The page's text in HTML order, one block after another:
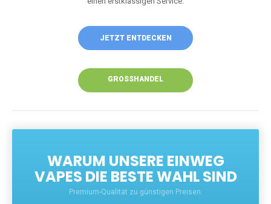
JETZT ENTDECKEN
GROSSHANDEL
WARUM UNSERE EINWEG
VAPES DIE BESTE WAHL SIND
Premium-Qualität zu günstigen Preisen.